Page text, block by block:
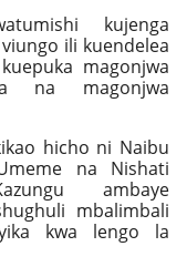
kujenga
ili kuendelea
magonjwa
na magonjwa
hicho ni Naibu
na Nishati
ambaye
mbalimbali
kwa lengo la